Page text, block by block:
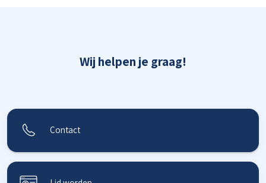
Wij helpen je graag!
Contact